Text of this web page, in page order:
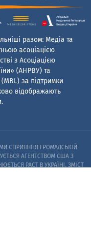
разом: Медіа та
асоціацією
з Асоціацією
(АНРВУ) та
за підтримки
відображають
СПРИЯННЯ ГРОМАДСЬКІЙ
АГЕНТСТВОМ США З
PACT В УКРАЇНІ. ЗМІСТ